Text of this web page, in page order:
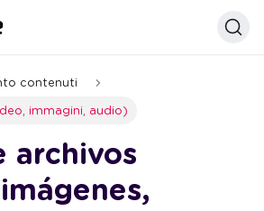
contenuti
immagini, audio)
archivos